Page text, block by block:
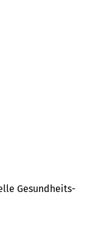
Gesund­heits-